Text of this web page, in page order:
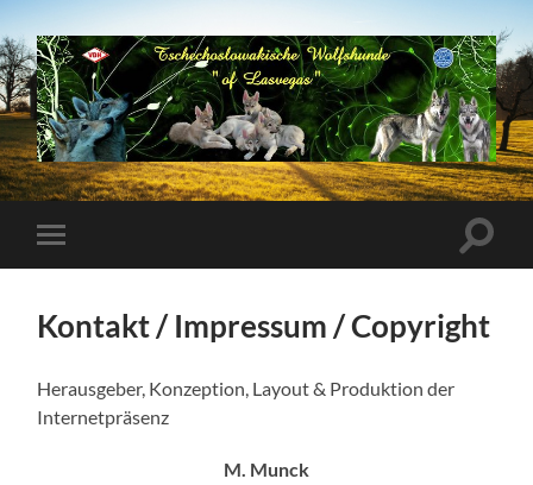
Tschechoslowakische
Wolfhunde
Mobile-
Menü
Kontakt / Impressum / Copyright
Herausgeber, Konzeption, Layout & Produktion der
Internetpräsenz
M. Munck